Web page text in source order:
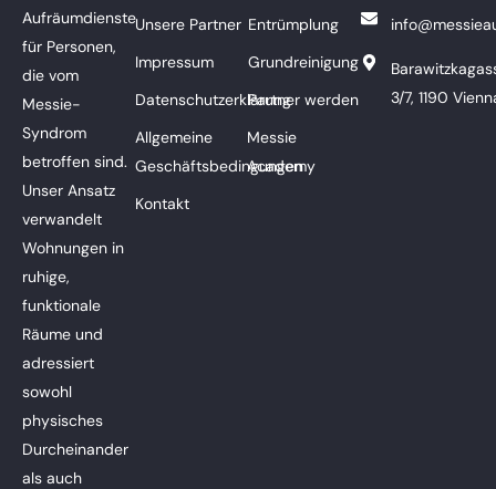
Aufräumdienste
für Personen,
die vom
Messie-
Syndrom
betroffen sind.
Unser Ansatz
verwandelt
Wohnungen in
ruhige,
funktionale
Räume und
adressiert
sowohl
physisches
Durcheinander
als auch
Unsere Partner
Impressum
Datenschutzerklärung
Allgemeine
Geschäftsbedingungen
Kontakt
Entrümplung
Grundreinigung
Partner werden
Messie
Academy
3/7, 1190